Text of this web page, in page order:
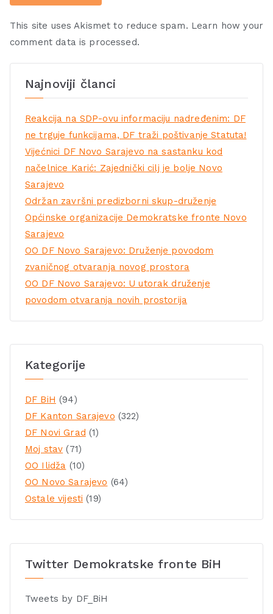
This site uses Akismet to reduce spam. Learn how your
comment data is processed.
Najnoviji članci
Reakcija na SDP-ovu informaciju nadređenim: DF
ne trguje funkcijama, DF traži poštivanje Statuta!
Vijećnici DF Novo Sarajevo na sastanku kod
načelnice Karić: Zajednički cilj je bolje Novo
Sarajevo
Održan završni predizborni skup-druženje
Općinske organizacije Demokratske fronte Novo
Sarajevo
OO DF Novo Sarajevo: Druženje povodom
zvaničnog otvaranja novog prostora
OO DF Novo Sarajevo: U utorak druženje
povodom otvaranja novih prostorija
Kategorije
DF BiH (94)
DF Kanton Sarajevo (322)
DF Novi Grad (1)
Moj stav (71)
OO Ilidža (10)
OO Novo Sarajevo (64)
Ostale vijesti (19)
Twitter Demokratske fronte BiH
Tweets by DF_BiH